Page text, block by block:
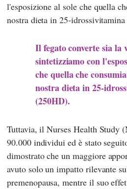
l'esposizione al sole che quella
nostra dieta in 25-
Il fegato converte sia la
sintetizziamo con
che quella che
nostra dieta in 25-
(250HD).
Tuttavia, il Nurses Health Study
90.000 individui ed è stato
dimostrato che un maggiore
avuto solo un impatto rilevante
premenopausa, mentre il suo